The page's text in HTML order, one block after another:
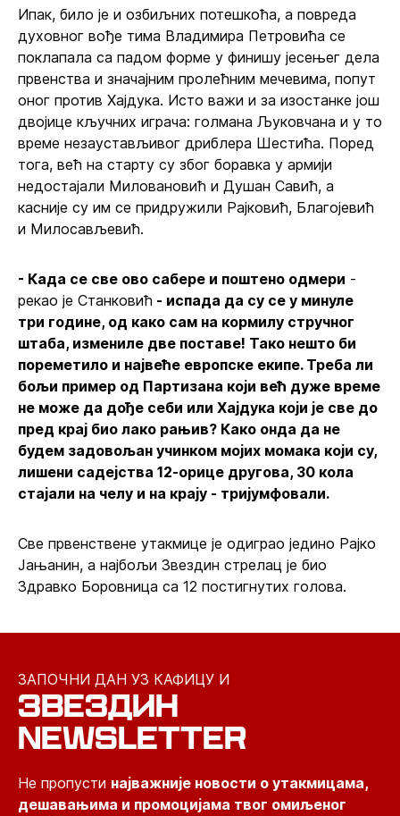
Ипак, било је и озбиљних потешкоћа, а повреда
духовног вође тима Владимира Петровића се
поклапала са падом форме у финишу јесењег дела
првенства и значајним пролећним мечевима, попут
оног против Хајдука. Исто важи и за изостанке још
двојице кључних играча: голмана Љуковчана и у то
време незаустављивог дриблера Шестића. Поред
тога, већ на старту су због боравка у армији
недостајали Миловановић и Душан Савић, а
касније су им се придружили Рајковић, Благојевић
и Милосављевић.
- Када се све ово сабере и поштено одмери -
рекао је Станковић - испада да су се у минуле
три године, од како сам на кормилу стручног
штаба, измениле две поставе! Тако нешто би
пореметило и највеће европске екипе. Треба ли
бољи пример од Партизана који већ дуже време
не може да дође себи или Хајдука који је све до
пред крај био лако рањив? Како онда да не
будем задовољан учинком мојих момака који су,
лишени садејства 12-орице другова, 30 кола
стајали на челу и на крају - тријумфовали.
Све првенствене утакмице је одиграо једино Рајко
Јањанин, а најбољи Звездин стрелац је био
Здравко Боровница са 12 постигнутих голова.
ЗАПОЧНИ ДАН УЗ КАФИЦУ И
ЗВЕЗДИН
NEWSLETTER
Не пропусти најважније новости о утакмицама,
дешавањима и промоцијама твог омиљеног